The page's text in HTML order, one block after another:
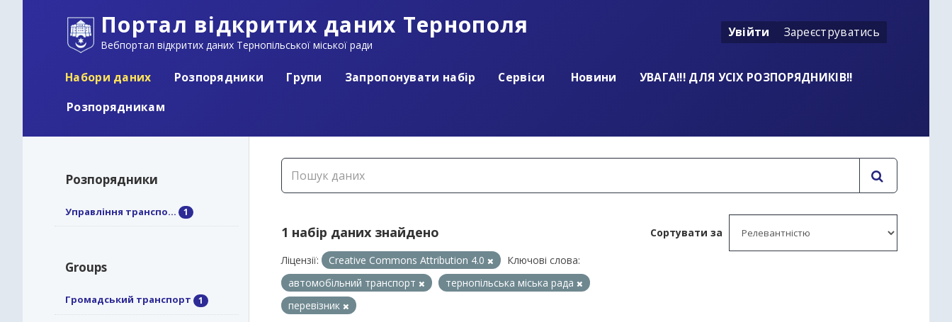
Портал відкритих даних Тернополя
Вебпортал відкритих даних Тернопільської міської ради
Увійти Зареєструватись
Набори даних Розпорядники Групи Запропонувати набір Сервіси Новини
УВАГА!!! ДЛЯ УСІХ РОЗПОРЯДНИКІВ!!
Розпорядникам
Розпорядники
Управління транспо... 1
Groups
Громадський транспорт 1
Сортувати за
1 набір даних знайдено
Ліцензії: Creative Commons Attribution 4.0
Ключові слова:
автомобільний транспорт
тернопільська міська рада
перевізник